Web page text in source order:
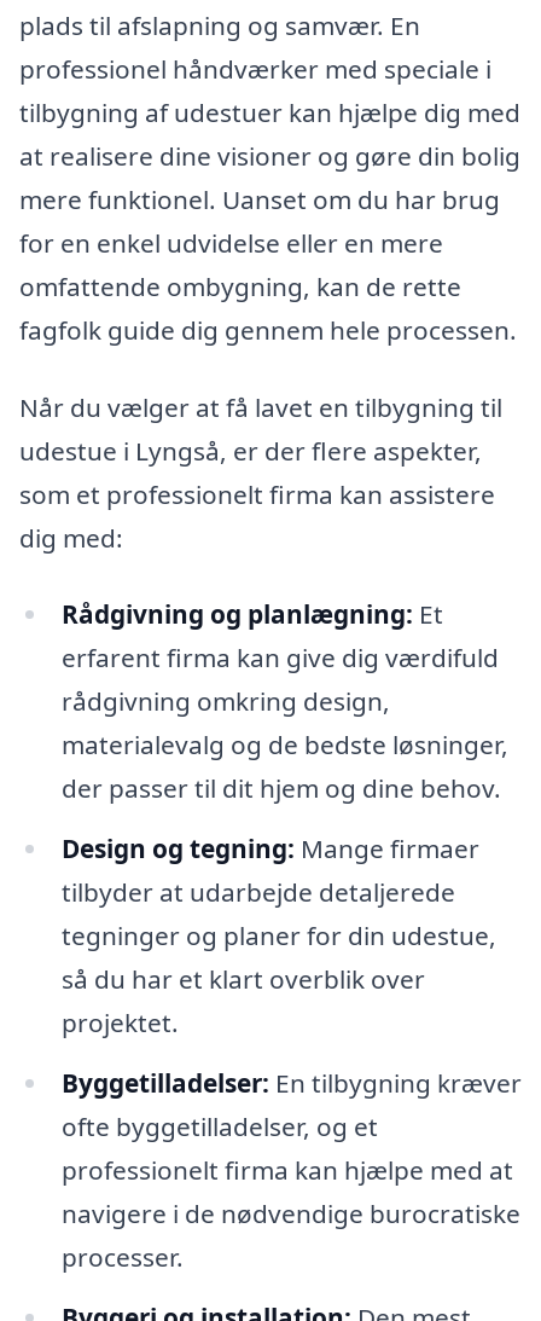
plads til afslapning og samvær. En
professionel håndværker med speciale i
tilbygning af udestuer kan hjælpe dig med
at realisere dine visioner og gøre din bolig
mere funktionel. Uanset om du har brug
for en enkel udvidelse eller en mere
omfattende ombygning, kan de rette
fagfolk guide dig gennem hele processen.
Når du vælger at få lavet en tilbygning til
udestue i Lyngså, er der flere aspekter,
som et professionelt firma kan assistere
dig med:
Rådgivning og planlægning: Et
erfarent firma kan give dig værdifuld
rådgivning omkring design,
materialevalg og de bedste løsninger,
der passer til dit hjem og dine behov.
Design og tegning: Mange firmaer
tilbyder at udarbejde detaljerede
tegninger og planer for din udestue,
så du har et klart overblik over
projektet.
Byggetilladelser: En tilbygning kræver
ofte byggetilladelser, og et
professionelt firma kan hjælpe med at
navigere i de nødvendige burocratiske
processer.